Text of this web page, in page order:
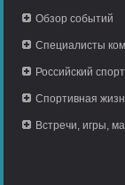
Обзор событий
Специалисты
Российский спорт
Спортивная
Встречи, игры,